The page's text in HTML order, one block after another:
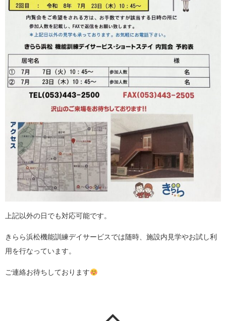
上記以外の日でも対応可能です。
きらら浜松機能訓練デイサービスでは随時、施設内見学やお試し利
用を行なっています。
ご連絡お待ちしております